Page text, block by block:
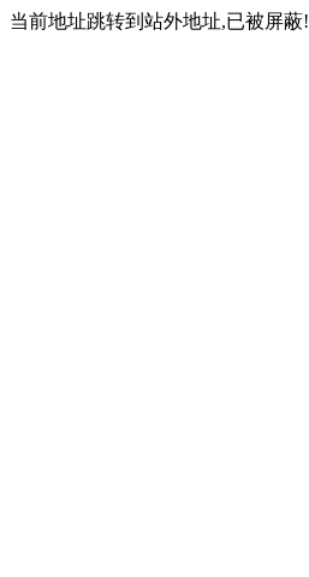
当前地址跳转到站外地址,已被屏蔽!